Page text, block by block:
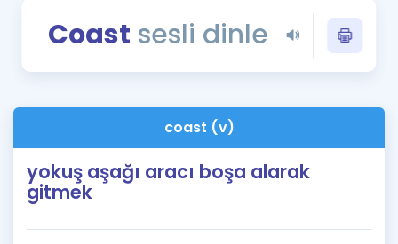
Blog
Coast sesli dinle
coast (v)
yokuş aşağı aracı boşa alarak
gitmek